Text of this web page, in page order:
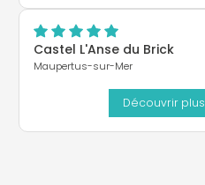
Castel L'Anse du Brick
Maupertus-sur-Mer
Découvrir plus